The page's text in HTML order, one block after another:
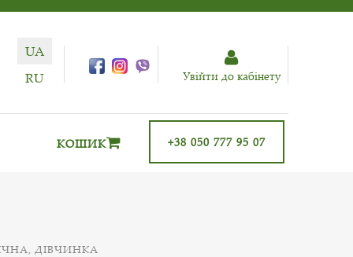
UA
RU
Увiйти до кабiнету
+38 050 777 95 07
КОШИК
ДІВЧИНКА